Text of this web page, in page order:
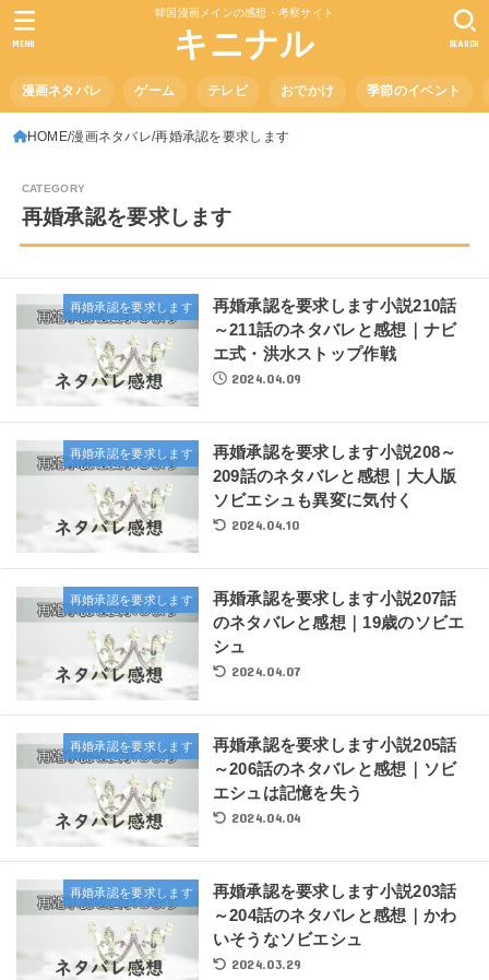
韓国漫画メインの感想・考察サイト
キニナル
漫画ネタバレ ゲーム テレビ おでかけ 季節のイベント
SEARCH
MENU
HOME 漫画ネタバレ 再婚承認を要求します
再婚承認を要求します
再婚承認を要求します
再婚承認を要求します小説210話
～211話のネタバレと感想｜ナビ
エ式・洪水ストップ作戦
2024.04.09
再婚承認を要求します
再婚承認を要求します小説208～
209話のネタバレと感想｜大人版
ソビエシュも異変に気付く
2024.04.10
再婚承認を要求します
再婚承認を要求します小説207話
のネタバレと感想｜19歳のソビエ
シュ
2024.04.07
再婚承認を要求します
再婚承認を要求します小説205話
～206話のネタバレと感想｜ソビ
エシュは記憶を失う
2024.04.04
再婚承認を要求します
再婚承認を要求します小説203話
～204話のネタバレと感想｜かわ
いそうなソビエシュ
2024.03.29